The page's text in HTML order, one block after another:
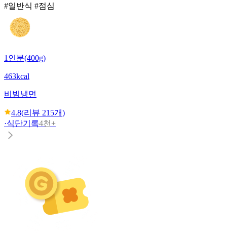
#일반식 #점심
1인분(400g)
463kcal
비빔냉면
4.8(리뷰 215개)
·식단기록4천+